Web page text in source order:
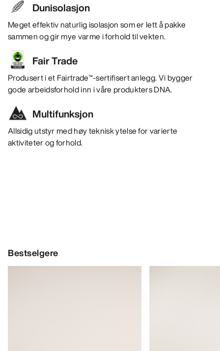
Dunisolasjon
Meget effektiv naturlig isolasjon som er lett å pakke
sammen og gir mye varme i forhold til vekten.
Fair Trade
Produsert i et Fairtrade™-sertifisert anlegg. Vi bygger
gode arbeidsforhold inn i våre produkters DNA.
Multifunksjon
Allsidig utstyr med høy teknisk ytelse for varierte
aktiviteter og forhold.
Bestselgere